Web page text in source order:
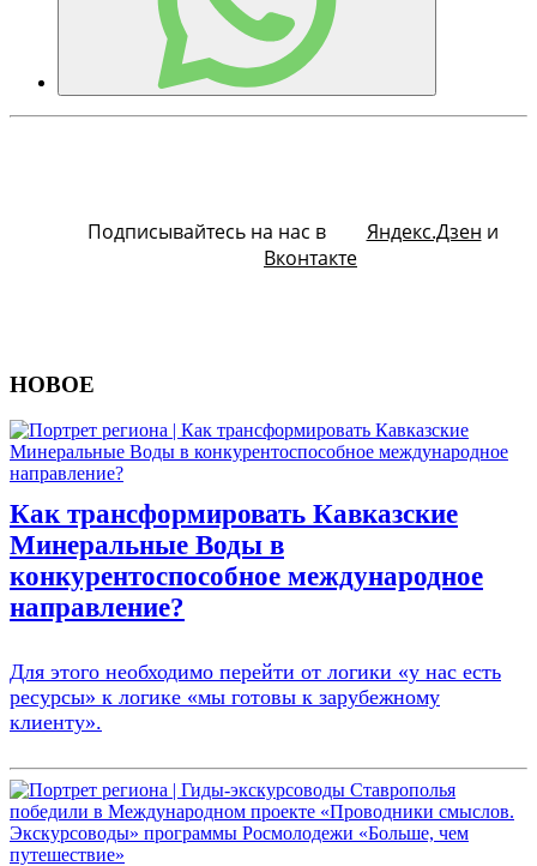
Подписывайтесь на нас в Яндекс.Дзен и
Вконтакте
НОВОЕ
Как трансформировать Кавказские
Минеральные Воды в
конкурентоспособное международное
направление?
Для этого необходимо перейти от логики «у нас есть
ресурсы» к логике «мы готовы к зарубежному
клиенту».